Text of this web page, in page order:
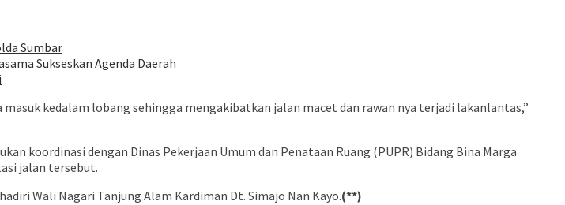
Sumbar
Sukseskan Agenda Daerah
kedalam lobang sehingga mengakibatkan jalan macet dan rawan nya terjadi lakanlantas,”
koordinasi dengan Dinas Pekerjaan Umum dan Penataan Ruang (PUPR) Bidang Bina Marga
jalan tersebut.
Wali Nagari Tanjung Alam Kardiman Dt. Simajo Nan Kayo.(**)